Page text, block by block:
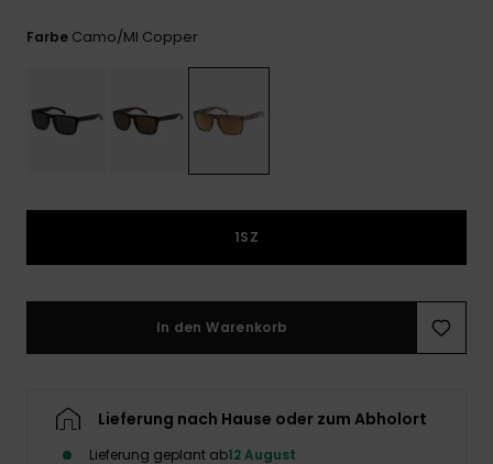
Farbe Camo/ml Copper
1SZ
In den Warenkorb
Lieferung nach Hause oder zum Abholort
Lieferung geplant ab12 August